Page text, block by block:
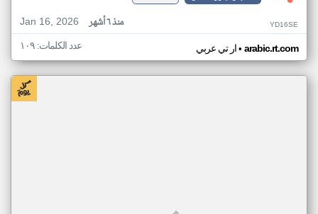
Jan 16, 2026
منذ ٦ أشهر YD16SE
ار تي عربي• arabic.rt.com عدد الكلمات: ١٠٩